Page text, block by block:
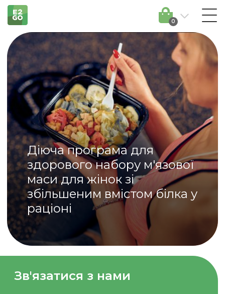
0
Діюча програма для
здорового набору м'язової
маси для жінок зі
збільшеним вмістом білка у
раціоні
Зв'язатися з нами